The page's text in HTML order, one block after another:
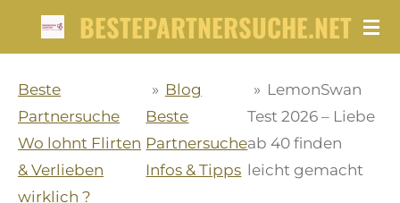
BESTEPARTNERSUCHE.NET
Beste
Partnersuche
Wo lohnt Flirten
& Verlieben
wirklich ?
» Blog
Beste
Partnersuche
Infos & Tipps
» LemonSwan
Test 2026 – Liebe
ab 40 finden
leicht gemacht